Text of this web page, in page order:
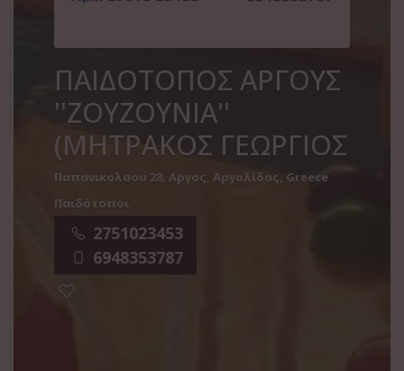
ΠΑΙΔΟΤΟΠΟΣ ΑΡΓΟΥΣ
''ΖΟΥΖΟΥΝΙΑ''
(ΜΗΤΡΑΚΟΣ ΓΕΩΡΓΙΟΣ
Παπανικολαου 28, Αργος, Αργολίδας, Greece
Παιδότοποι
2751023453
6948353787